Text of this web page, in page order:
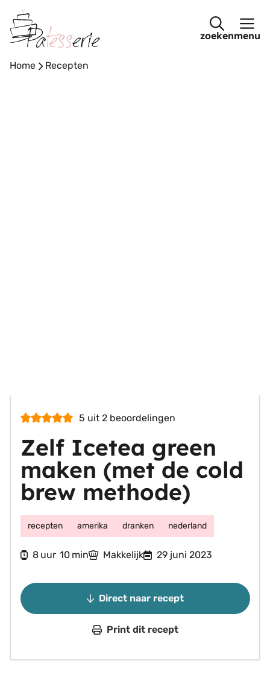
naar
de
menu
Home - Recepten
5 uit 2 beoordelingen
Zelf Icetea green
maken (met de cold
brew methode)
recepten amerika dranken nederland
8uur
uur 10minuten
min Makkelijk 29 juni 2023
Direct naar recept
Print dit recept